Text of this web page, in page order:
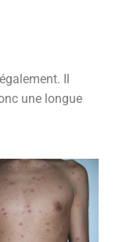
Il
une longue